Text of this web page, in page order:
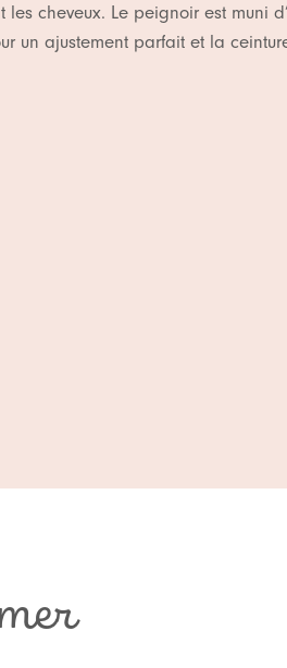
cheveux. Le peignoir est muni
un ajustement parfait et la